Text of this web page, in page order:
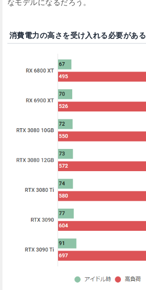
なモデルになるだろう。
消費電力の高さを受け入れる必要がある